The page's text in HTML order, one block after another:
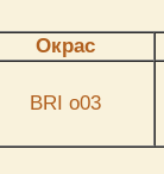
Окрас
BRI o03